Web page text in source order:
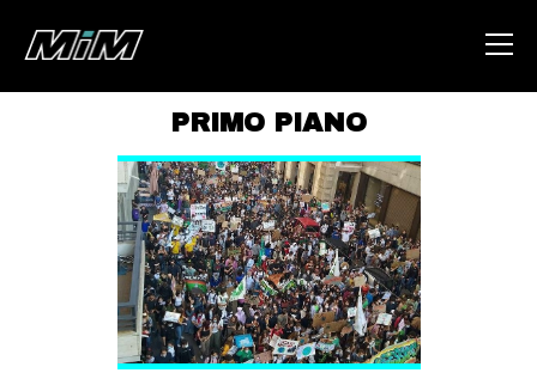
ABOUT
AREA
DEGENERAZIONE
GAZA FREESTYLE
PRIMO PIANO